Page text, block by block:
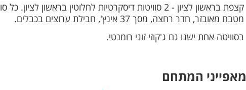
קצפת בראשון לציון - 2 סוויטות דיסקרטיות לחלוטין
מטבח מאובזר, חדר רחצה, מסך 37 אינץ', חבילת ערוצים בכבלים.
בסוויטה אחת ישנו גם ג'קוזי זוגי רומנטי.
מאפייני המתחם